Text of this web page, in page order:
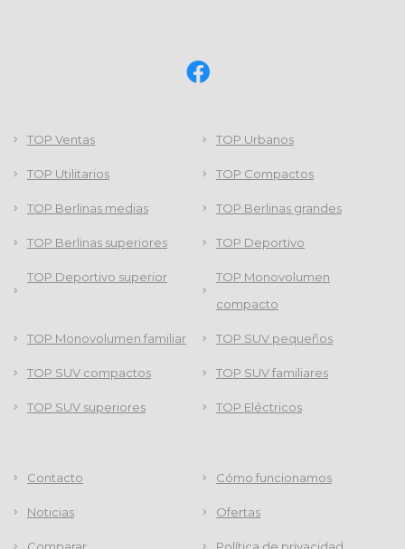
TOP Ventas TOP Urbanos
TOP Utilitarios TOP Compactos
TOP Berlinas medias TOP Berlinas grandes
TOP Berlinas superiores TOP Deportivo
TOP Deportivo superior
TOP Monovolumen
compacto
TOP Monovolumen familiar TOP SUV pequeños
TOP SUV compactos TOP SUV familiares
TOP SUV superiores TOP Eléctricos
Contacto Cómo funcionamos
Noticias Ofertas